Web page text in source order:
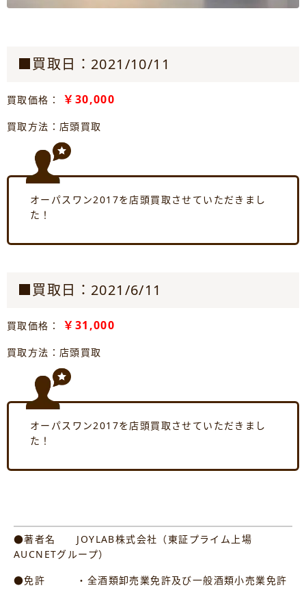
■買取日：2021/10/11
買取価格： ￥30,000
買取方法：店頭買取
オーパスワン2017を店頭買取させていただきまし
た！
■買取日：2021/6/11
買取価格： ￥31,000
買取方法：店頭買取
オーパスワン2017を店頭買取させていただきまし
た！
●著者名 JOYLAB株式会社（東証プライム上場
AUCNETグループ）
●免許 ・全酒類卸売業免許及び一般酒類小売業免許